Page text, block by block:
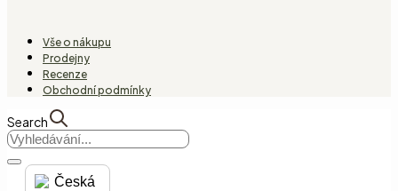
Vše o nákupu
Prodejny
Recenze
Obchodní podmínky
Search